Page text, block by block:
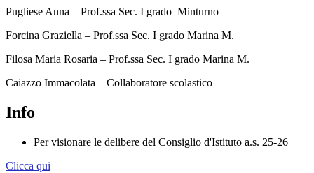
Pugliese Anna – Prof.ssa Sec. I grado Minturno
Forcina Graziella – Prof.ssa Sec. I grado Marina M.
Filosa Maria Rosaria – Prof.ssa Sec. I grado Marina M.
Caiazzo Immacolata – Collaboratore scolastico
Info
Per visionare le delibere del Consiglio d'Istituto a.s. 25-26
Clicca qui